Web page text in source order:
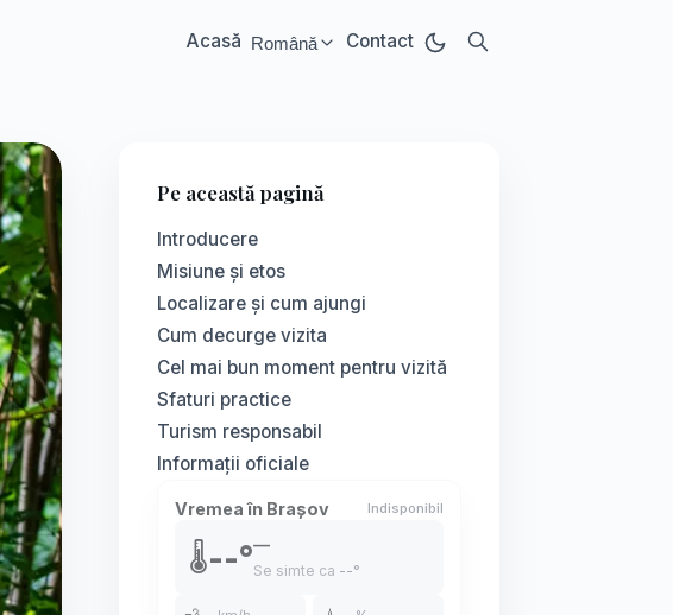
Acasă Select language:
Română Contact
Pe această pagină
Introducere
Misiune și etos
Localizare și cum ajungi
Cum decurge vizita
Cel mai bun moment pentru vizită
Sfaturi practice
Turism responsabil
Informații oficiale
Vremea în Brașov Indisponibil
🌡️--°—
Se simte ca --°